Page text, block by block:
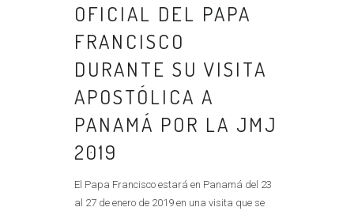
OFICIAL DEL PAPA
FRANCISCO
DURANTE SU VISITA
APOSTÓLICA A
PANAMÁ POR LA JMJ
2019
El Papa Francisco estará en Panamá del 23
al 27 de enero de 2019 en una visita que se